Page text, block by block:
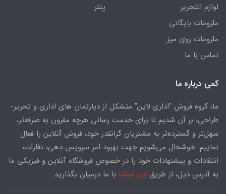
لوازم التحریر
ملزومات بایگانی
ملزومات روی میز
تماس با ما
پنتر
کمی درباره ما
ما، گروه فروش "اداری لاین" متشکل از دپارتمان های اداری و تحریر-
طراحی، بر آن شدیم تا برای خدمت رسانی هرچه مقرون به صرفه‌تر،
سهل‌تر و گسترده‌تر به مشتریان گرانقدر خود، فروش آنلاین را فعال
نماییم. خوشحال می‌شویم جهت بهبود امر سرویس دهی، نظرات،
انتقادات و پیشنهادات خود را در خصوص فروشگاه آنلاین و فیزیکی ما
به آدرس ذیل، از طریق این لینک با ما درمیان بگذارید.